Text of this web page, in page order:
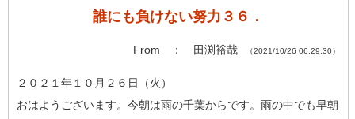
誰にも負けない努力３６．
From ： 田渕裕哉 （2021/10/26 06:29:30）
２０２１年１０月２６日（火）
おはようございます。今朝は雨の千葉からです。雨の中でも早朝